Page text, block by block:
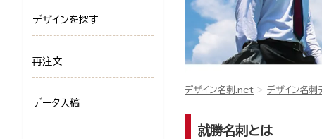
デザイン名刺.net デザイン名刺
就勝名刺とは
デザインを探す
再注文
データ入稿